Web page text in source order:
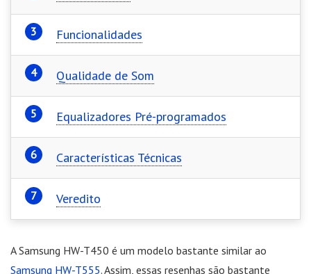
Funcionalidades
Qualidade de Som
Equalizadores Pré-programados
Características Técnicas
Veredito
A Samsung HW-T450 é um modelo bastante similar ao
Samsung HW-T555. Assim, essas resenhas são bastante